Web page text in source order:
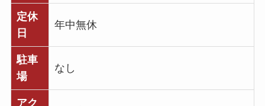
定休
日
年中無休
駐車
場
なし
アク